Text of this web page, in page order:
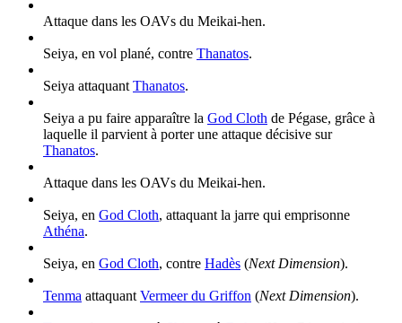
Attaque dans les OAVs du Meikai-hen.
Seiya, en vol plané, contre Thanatos.
Seiya attaquant Thanatos.
Seiya a pu faire apparaître la God Cloth de Pégase, grâce à
laquelle il parvient à porter une attaque décisive sur
Thanatos.
Attaque dans les OAVs du Meikai-hen.
Seiya, en God Cloth, attaquant la jarre qui emprisonne
Athéna.
Seiya, en God Cloth, contre Hadès (Next Dimension).
Tenma attaquant Vermeer du Griffon (Next Dimension).